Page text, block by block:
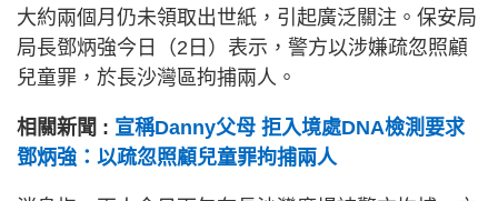
大約兩個月仍未領取出世紙，引起廣泛關注。保安局
局長鄧炳強今日（2日）表示，警方以涉嫌疏忽照顧
兒童罪，於長沙灣區拘捕兩人。
相關新聞 : 宣稱Danny父母 拒入境處DNA檢測要求
鄧炳強：以疏忽照顧兒童罪拘捕兩人